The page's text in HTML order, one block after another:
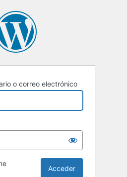
o correo electrónico